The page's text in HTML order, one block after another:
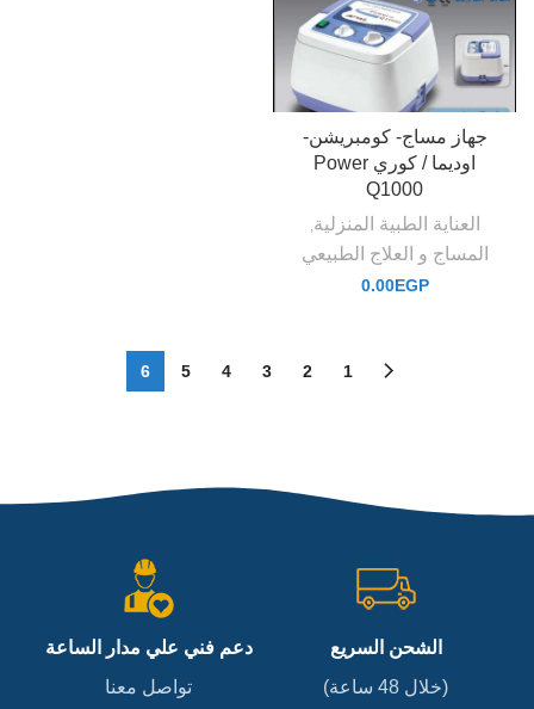
جهاز مساج- كومبريشن-
اوديما / كوري Power
Q1000
العناية الطبية المنزلية
المساج و العلاج الطبيعي
0.00EGP
1
2
3
4
5
6
الشحن السريع
(خلال 48 ساعة)
دعم فني علي مدار الساعة
تواصل معنا